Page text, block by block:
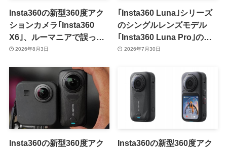
Insta360の新型360度アク
ションカメラ｢Insta360
X6｣、ルーマニアで誤って
フライング販売か ｰ 8月中
2026年8月3日
｢Insta360 Luna｣シリーズ
のシングルレンズモデル
｢Insta360 Luna Pro｣のプ
レスレンダリング画像が流
2026年7月30日
Insta360の新型360度アク
Insta360の新型360度アク